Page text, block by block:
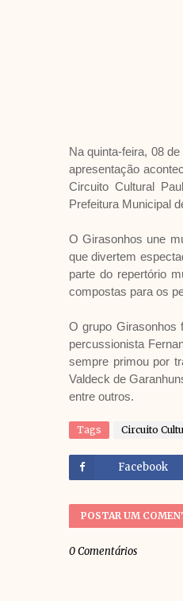
Na quinta-feira, 08
apresentação
Circuito Cultural
Prefeitura Municipal
O Girasonhos une
que divertem
parte do repertório
compostas para os
O grupo Girasonhos
percussionista
sempre primou por
Valdeck de
entre outros.
Tags Circuito
Facebook
POSTAR UM
0 Comentários